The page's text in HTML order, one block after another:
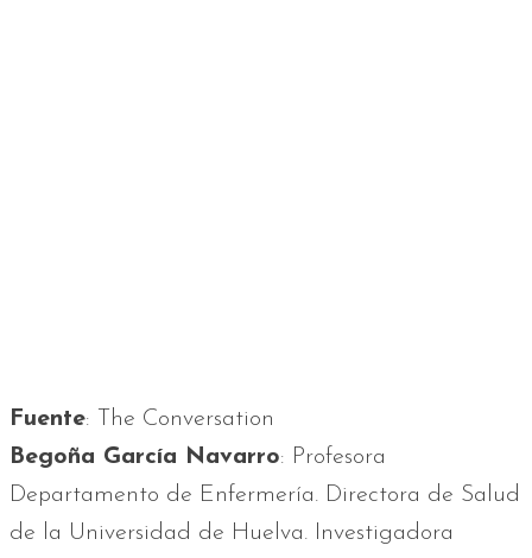
Fuente: The Conversation
Begoña García Navarro: Profesora
Departamento de Enfermería. Directora de Salud
de la Universidad de Huelva. Investigadora